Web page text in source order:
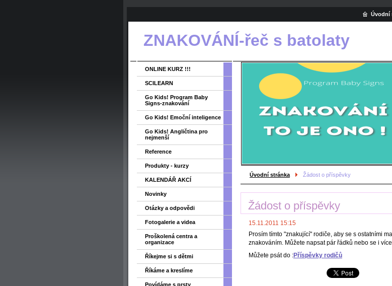
ZNAKOVÁNÍ-řeč s batolaty
Úvodní stránka Žádost o příspěvky
Žádost o příspěvky
15.11.2011 15:15
Prosím tímto "znakující" rodiče, aby se s ostatními
znakováním. Můžete napsat pár řádků nebo se i
Můžete psát do :Příspěvky rodičů
ONLINE KURZ !!!
SCILEARN
Go Kids! Program Baby
Signs-znakování
Go Kids! Emoční inteligence
Go Kids! Angličtina pro
nejmenší
Reference
Produkty - kurzy
KALENDÁŘ AKCÍ
Novinky
Otázky a odpovědi
Fotogalerie a videa
Proškolená centra a
organizace
Říkejme si s dětmi
Říkáme a kreslíme
Povídáme s prsty
Úvodní